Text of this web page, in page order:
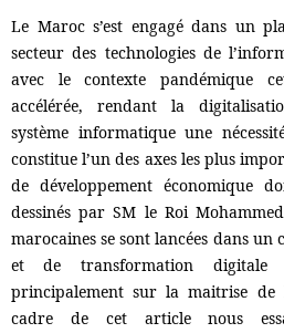
Le Maroc s’est engagé dans un
secteur des technologies de
avec le contexte pandémique
accélérée, rendant la
système informatique une
constitue l’un des axes les plus
de développement économique
dessinés par SM le Roi
marocaines se sont lancées dans
et de transformation digitale
principalement sur la maitrise de
cadre de cet article nous